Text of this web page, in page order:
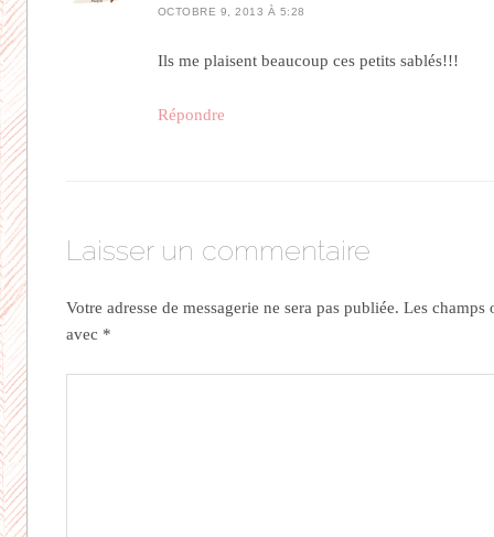
OCTOBRE 9, 2013 À 5:28
Ils me plaisent beaucoup ces petits sablés!!!
Répondre
Laisser un commentaire
Votre adresse de messagerie ne sera pas publiée. Les champs
avec *